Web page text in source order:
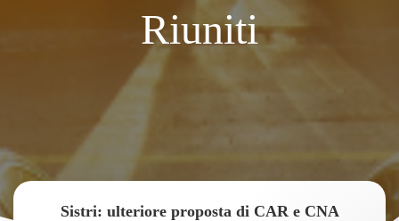
Riuniti
Sistri: ulteriore proposta di CAR e CNA